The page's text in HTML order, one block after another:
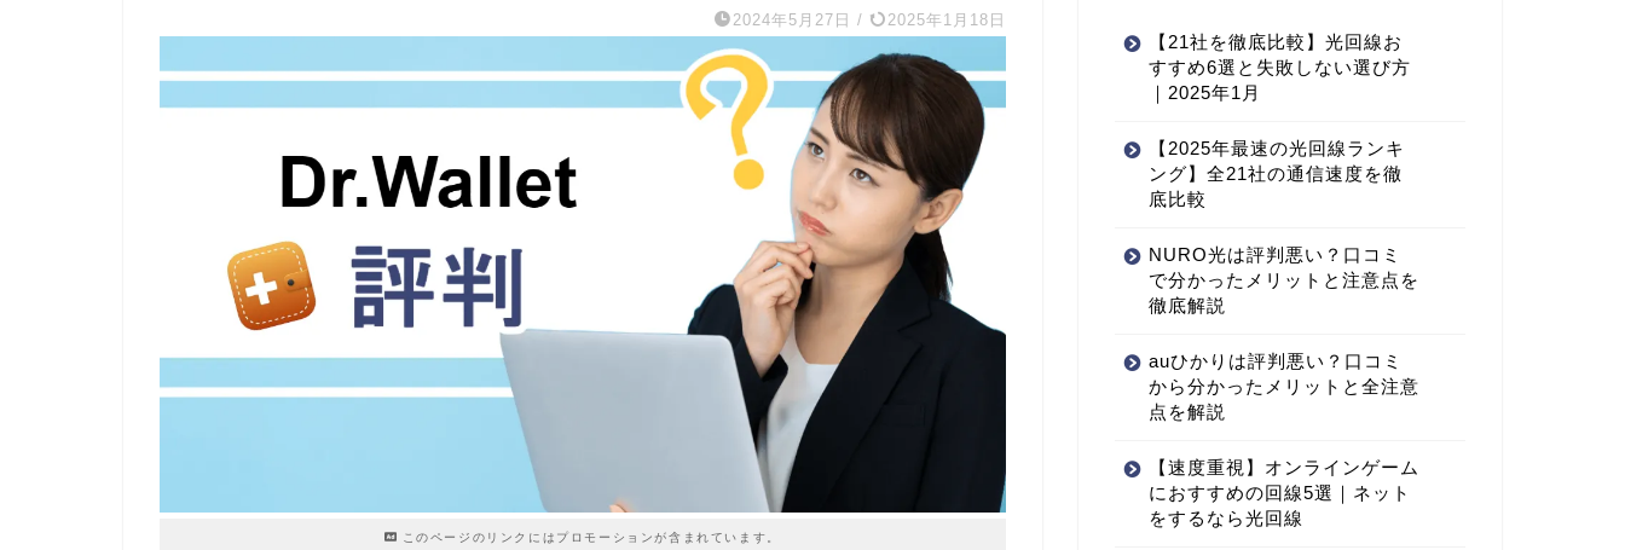
2024年5月27日 / 2025年1月18日
このページのリンクにはプロモーションが含まれています。
【21社を徹底比較】光回線お
すすめ6選と失敗しない選び方
｜2025年1月
【2025年最速の光回線ランキ
ング】全21社の通信速度を徹
底比較
NURO光は評判悪い？口コミ
で分かったメリットと注意点を
徹底解説
auひかりは評判悪い？口コミ
から分かったメリットと全注意
点を解説
【速度重視】オンラインゲーム
におすすめの回線5選｜ネット
をするなら光回線